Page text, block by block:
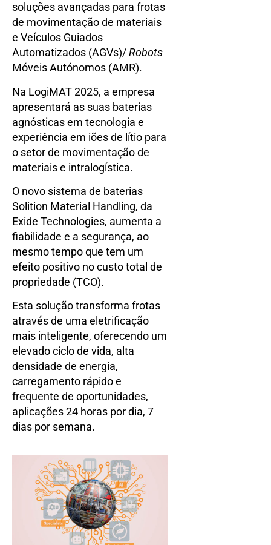
soluções avançadas para frotas
de movimentação de materiais
e Veículos Guiados
Automatizados (AGVs)/Robots
Móveis Autónomos (AMR).
Na LogiMAT 2025, a empresa
apresentará as suas baterias
agnósticas em tecnologia e
experiência em iões de lítio para
o setor de movimentação de
materiais e intralogística.
O novo sistema de baterias
Solition Material Handling, da
Exide Technologies, aumenta a
fiabilidade e a segurança, ao
mesmo tempo que tem um
efeito positivo no custo total de
propriedade (TCO).
Esta solução transforma frotas
através de uma eletrificação
mais inteligente, oferecendo um
elevado ciclo de vida, alta
densidade de energia,
carregamento rápido e
frequente de oportunidades,
aplicações 24 horas por dia, 7
dias por semana.